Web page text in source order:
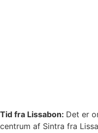
Tid fra Lissabon: Det er
centrum af Sintra fra